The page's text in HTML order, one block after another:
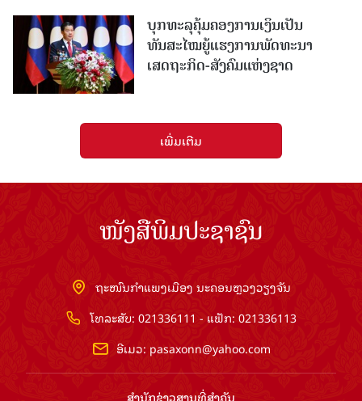
ບຸກທະລຸຄຸ້ມຄອງການເງິນເປັນ
ທັນສະໄໝຍູ້ແຮງການພັດທະນາ
ເສດຖະກິດ-ສັງຄົມແຫ່ງຊາດ
ເພີ່ມເຕີມ
ໜັງສືພິມປະຊາຊົນ
ຖະໜົນກຳແພງເມືອງ ນະຄອນຫຼວງວຽງຈັນ
ໂທລະສັບ: 021336111 - ແຟັກ: 021336113
ອີເມວ: pasaxonn@yahoo.com
ສຳ​ນັກ​ຂ່າວ​ສານ​ທີ່​ສຳ​ຄັນ​